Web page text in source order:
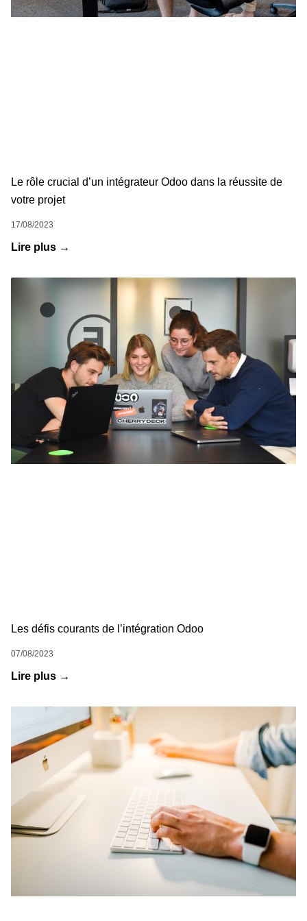
Le rôle crucial d’un intégrateur Odoo dans la réussite de
votre projet
17/08/2023
Lire plus →
Les défis courants de l’intégration Odoo
07/08/2023
Lire plus →